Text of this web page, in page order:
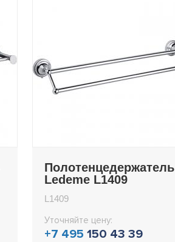
Полотенцедержатель
Ledeme L1409
L1409
Уточняйте цену:
+7 495 150 43 39